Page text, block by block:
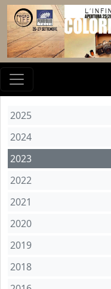
2025
2024
2023
2022
2021
2020
2019
2018